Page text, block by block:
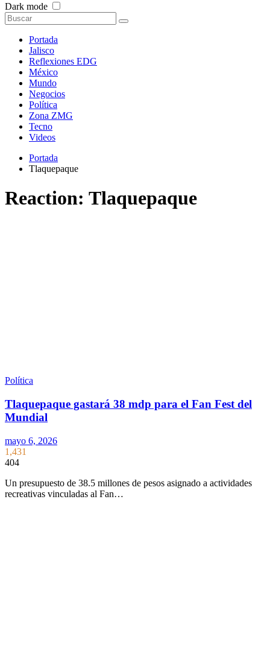
Dark mode
Portada
Jalisco
Reflexiones EDG
México
Mundo
Negocios
Política
Zona ZMG
Tecno
Videos
Portada
Tlaquepaque
Reaction: Tlaquepaque
Política
Tlaquepaque gastará 38 mdp para el Fan Fest del
Mundial
mayo 6, 2026
1,431
404
Un presupuesto de 38.5 millones de pesos asignado a actividades
recreativas vinculadas al Fan…